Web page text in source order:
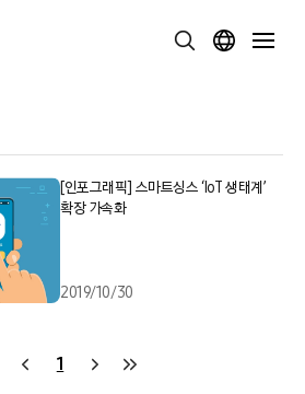
[인포그래픽] 스마트싱스 ‘IoT 생태계’
확장 가속화
2019/10/30
1